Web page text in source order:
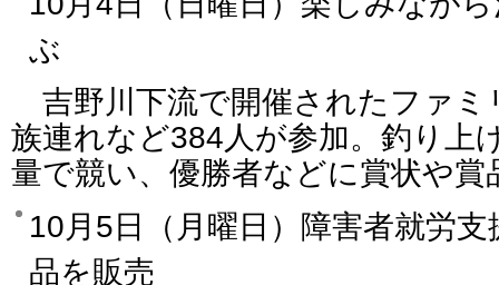
ぶ
吉野川下流で開催されたファミ
族連れなど384人が参加。釣り上
量で競い、優勝者などに賞状や
10月5日（月曜日）障害者就労
品を販売